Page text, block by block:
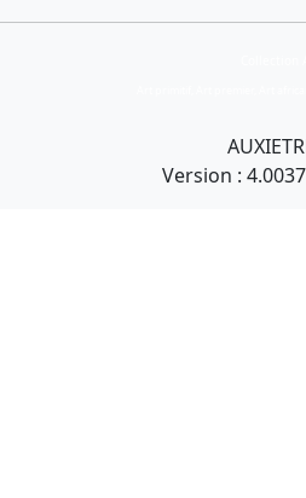
Version :